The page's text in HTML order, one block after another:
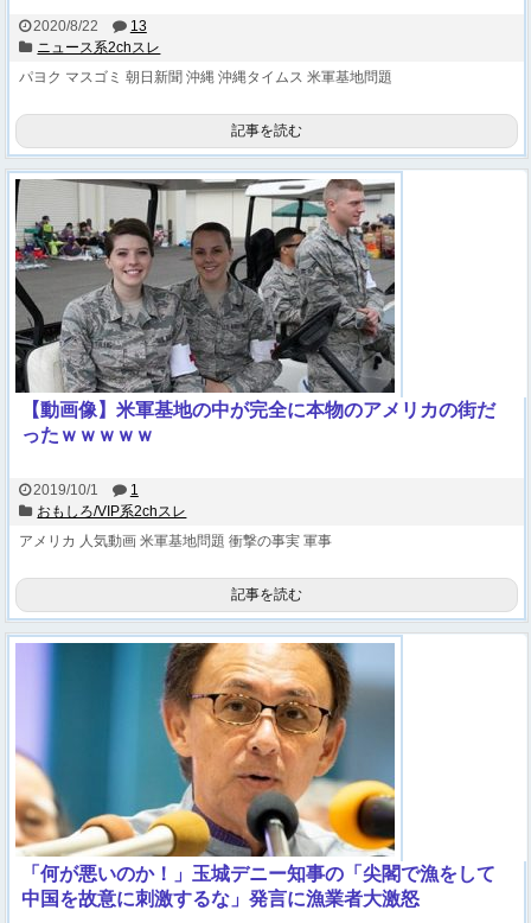
2020/8/22
13
ニュース系2chスレ
パヨク マスゴミ 朝日新聞 沖縄 沖縄タイムス 米軍基地問題
記事を読む
【動画像】米軍基地の中が完全に本物のアメリカの街だ
ったｗｗｗｗｗ
2019/10/1
1
おもしろ/VIP系2chスレ
アメリカ 人気動画 米軍基地問題 衝撃の事実 軍事
記事を読む
「何が悪いのか！」玉城デニー知事の「尖閣で漁をして
中国を故意に刺激するな」発言に漁業者大激怒